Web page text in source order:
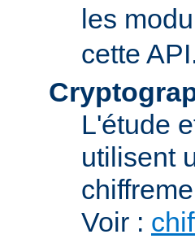
les
cette
L'étude
utilisent
Voir :